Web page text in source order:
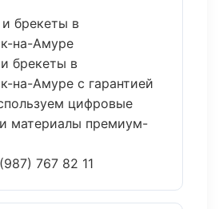
брекеты в
на-Амуре
брекеты в
на-Амуре с гарантией
цифровые
материалы премиум-
767 82 11